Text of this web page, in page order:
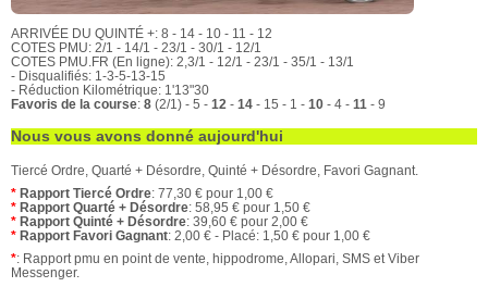
ARRIVÉE DU QUINTÉ +: 8 - 14 - 10 - 11 - 12
COTES PMU: 2/1 - 14/1 - 23/1 - 30/1 - 12/1
COTES PMU.FR (En ligne): 2,3/1 - 12/1 - 23/1 - 35/1 - 13/1
- Disqualifiés: 1-3-5-13-15
- Réduction Kilométrique: 1'13"30
Favoris de la course: 8 (2/1) - 5 - 12 - 14 - 15 - 1 - 10 - 4 - 11 - 9
Nous vous avons donné aujourd'hui
Tiercé Ordre, Quarté + Désordre, Quinté + Désordre, Favori Gagnant.
* Rapport Tiercé Ordre: 77,30 € pour 1,00 €
* Rapport Quarté + Désordre: 58,95 € pour 1,50 €
* Rapport Quinté + Désordre: 39,60 € pour 2,00 €
* Rapport Favori Gagnant: 2,00 € - Placé: 1,50 € pour 1,00 €
*: Rapport pmu en point de vente, hippodrome, Allopari, SMS et Viber
Messenger.